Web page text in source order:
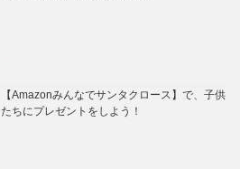
【Amazonみんなでサンタクロース】で、子供
たちにプレゼントをしよう！